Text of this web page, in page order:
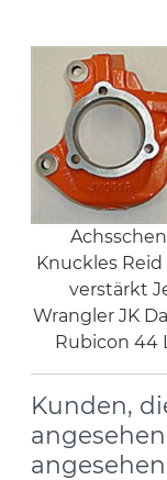
Knuckles Reid
verstärkt
Wrangler JK
Rubicon 44
Kunden,